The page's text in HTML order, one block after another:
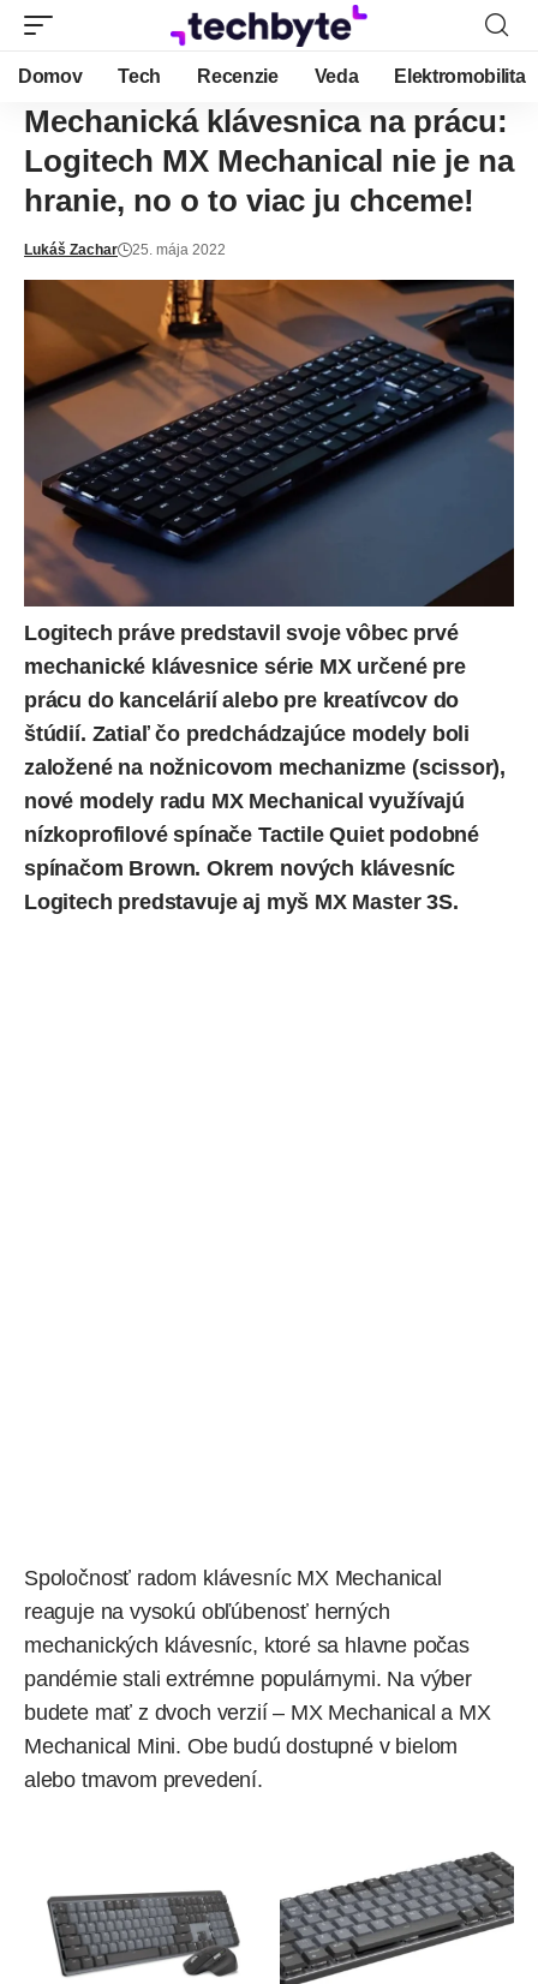
Domov Tech Recenzie Veda Elektromobilita
Mechanická klávesnica na prácu:
Logitech MX Mechanical nie je na
hranie, no o to viac ju chceme!
Lukáš Zachar 25. mája 2022
Logitech práve predstavil svoje vôbec prvé
mechanické klávesnice série MX určené pre
prácu do kancelárií alebo pre kreatívcov do
štúdií. Zatiaľ čo predchádzajúce modely boli
založené na nožnicovom mechanizme (scissor),
nové modely radu MX Mechanical využívajú
nízkoprofilové spínače Tactile Quiet podobné
spínačom Brown. Okrem nových klávesníc
Logitech predstavuje aj myš MX Master 3S.
Spoločnosť radom klávesníc MX Mechanical
reaguje na vysokú obľúbenosť herných
mechanických klávesníc, ktoré sa hlavne počas
pandémie stali extrémne populárnymi. Na výber
budete mať z dvoch verzií – MX Mechanical a MX
Mechanical Mini. Obe budú dostupné v bielom
alebo tmavom prevedení.